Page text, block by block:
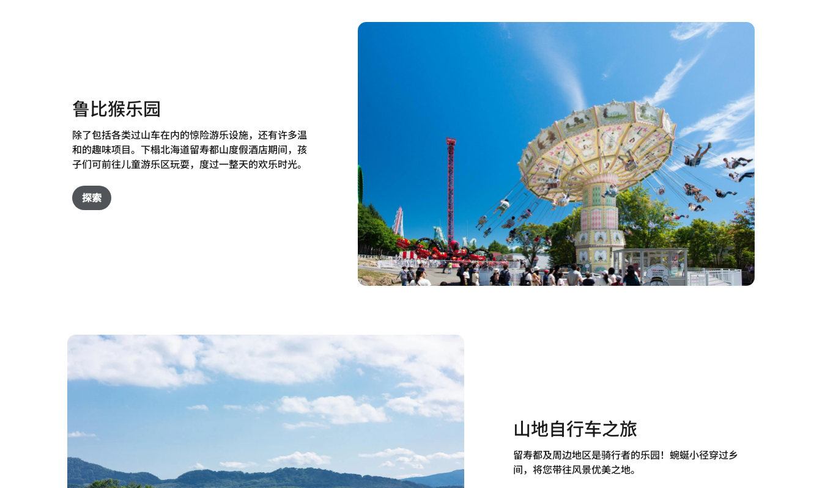
鲁比猴乐园
除了包括各类过山车在内的惊险游乐设施，还有许多温
和的趣味项目。下榻北海道留寿都山度假酒店期间，孩
子们可前往儿童游乐区玩耍，度过一整天的欢乐时光。
探索
山地自行车之旅
留寿都及周边地区是骑行者的乐园！蜿蜒小径穿过乡
间，将您带往风景优美之地。